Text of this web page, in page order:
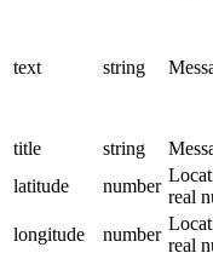
text string
title
string
latitude
number
real
longitude
number
real